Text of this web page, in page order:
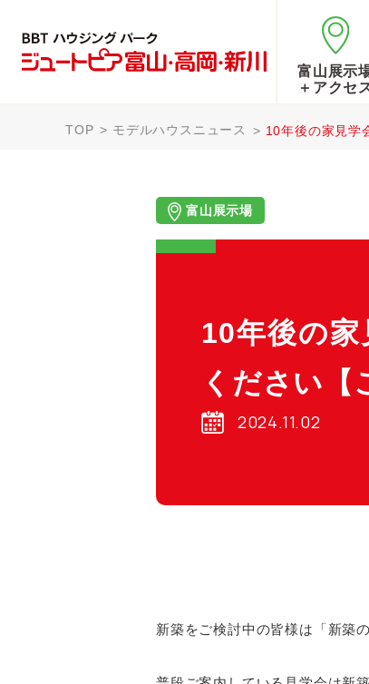
富山展示
＋アクセ
TOP モデルハウスニュース 10年後の家見学
富山展示場
10年後の
ください【
2024.11.02
新築をご検討中の皆様は「新築